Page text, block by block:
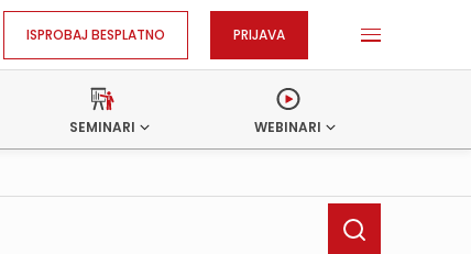
ISPROBAJ BESPLATNO PRIJAVA
SEMINARI WEBINARI